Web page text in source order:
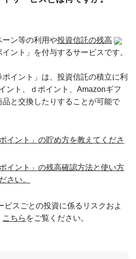
ーン等の利用や投資信託の残高
ント」を付与するサービスです。
イント」は、投資信託の積立に利
ント、ｄポイント、Amazonギフ
品と交換したりすることが可能で
イント」の貯め方を教えてくださ
ポイント」の残高確認方法と使い方
さい。
ビスごとの投資に係るリスクおよ
こちら をご覧ください。